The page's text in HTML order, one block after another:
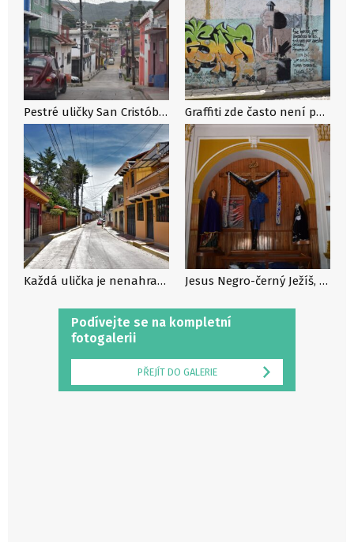
Podívejte se na kompletní
fotogalerii
PŘEJÍT DO GALERIE
Pestré uličky San Cristóbalu Graffiti zde často není pouze uměleckým dílem, ale i religiózním
Každá ulička je nenahraditelný originál Jesus Negro-černý Ježíš, po vzoru staré Portugalské tradice